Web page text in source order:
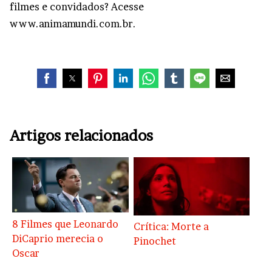
filmes e convidados? Acesse
www.animamundi.com.br.
Artigos relacionados
8 Filmes que Leonardo
DiCaprio merecia o
Oscar
Crítica: Morte a
Pinochet